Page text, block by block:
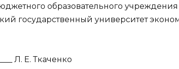
образовательного
государственный университет
Л. Е. Ткаченко